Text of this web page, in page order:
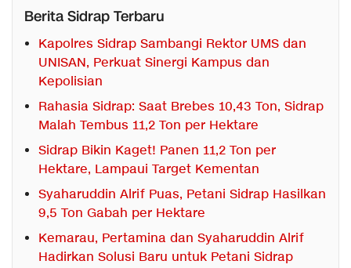
Berita Sidrap Terbaru
Kapolres Sidrap Sambangi Rektor UMS dan
UNISAN, Perkuat Sinergi Kampus dan
Kepolisian
Rahasia Sidrap: Saat Brebes 10,43 Ton, Sidrap
Malah Tembus 11,2 Ton per Hektare
Sidrap Bikin Kaget! Panen 11,2 Ton per
Hektare, Lampaui Target Kementan
Syaharuddin Alrif Puas, Petani Sidrap Hasilkan
9,5 Ton Gabah per Hektare
Kemarau, Pertamina dan Syaharuddin Alrif
Hadirkan Solusi Baru untuk Petani Sidrap